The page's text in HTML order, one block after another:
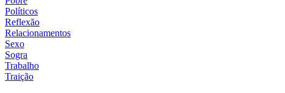
Políticos
Reflexão
Relacionamentos
Sexo
Sogra
Trabalho
Traição